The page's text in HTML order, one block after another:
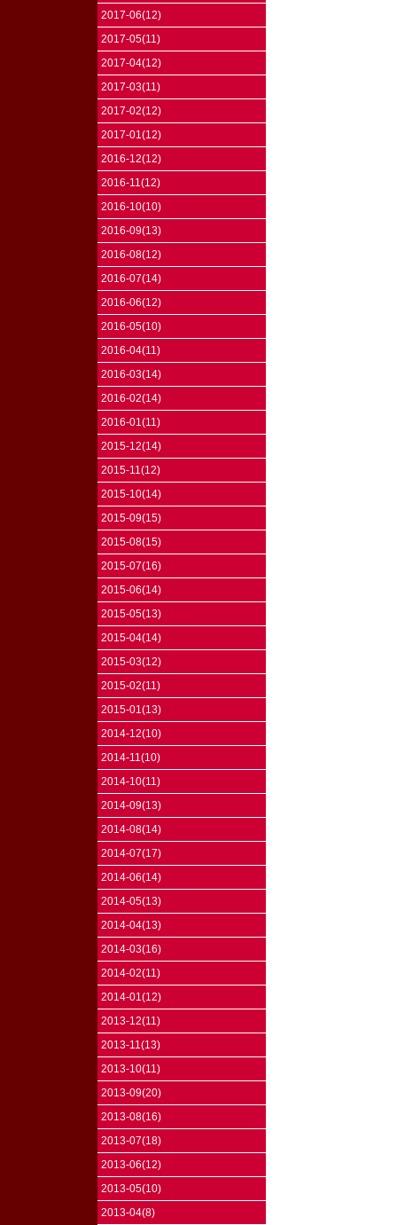
2017-06(12)
2017-05(11)
2017-04(12)
2017-03(11)
2017-02(12)
2017-01(12)
2016-12(12)
2016-11(12)
2016-10(10)
2016-09(13)
2016-08(12)
2016-07(14)
2016-06(12)
2016-05(10)
2016-04(11)
2016-03(14)
2016-02(14)
2016-01(11)
2015-12(14)
2015-11(12)
2015-10(14)
2015-09(15)
2015-08(15)
2015-07(16)
2015-06(14)
2015-05(13)
2015-04(14)
2015-03(12)
2015-02(11)
2015-01(13)
2014-12(10)
2014-11(10)
2014-10(11)
2014-09(13)
2014-08(14)
2014-07(17)
2014-06(14)
2014-05(13)
2014-04(13)
2014-03(16)
2014-02(11)
2014-01(12)
2013-12(11)
2013-11(13)
2013-10(11)
2013-09(20)
2013-08(16)
2013-07(18)
2013-06(12)
2013-05(10)
2013-04(8)